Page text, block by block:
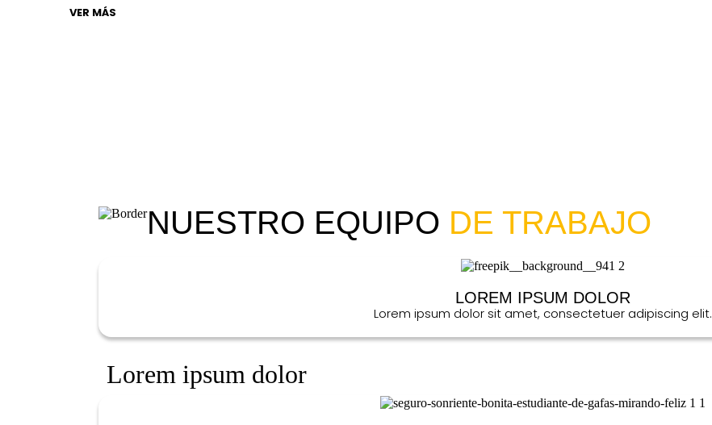
VER MÁS
NUESTRO EQUIPO DE TRABAJO
LOREM IPSUM DOLOR
Lorem ipsum dolor sit amet, consectetuer adipiscing elit.
Lorem ipsum dolor